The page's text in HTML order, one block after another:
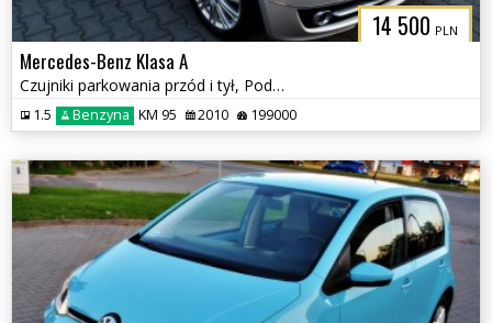
14 500 PLN
Mercedes-Benz Klasa A
Czujniki parkowania przód i tył, Podgrzewane fotele
1.5 Benzyna KM 95 2010 199000